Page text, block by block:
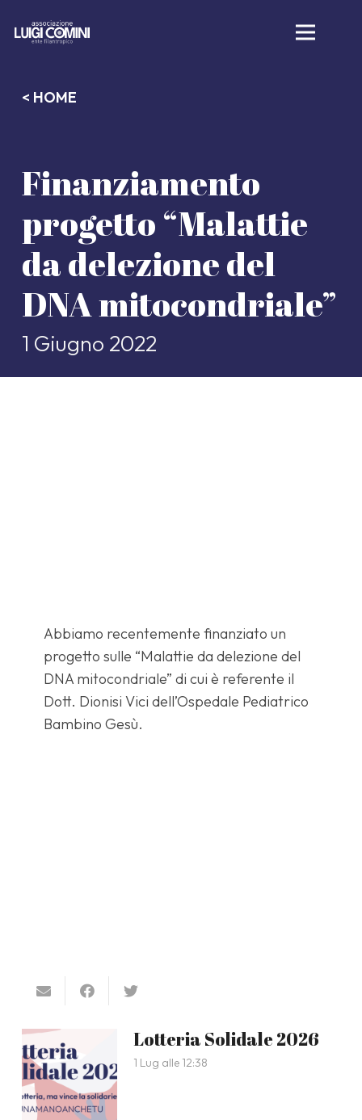
< HOME
Finanziamento
progetto “Malattie
da delezione del
DNA mitocondriale”
1 Giugno 2022
Abbiamo recentemente finanziato un
progetto sulle “Malattie da delezione del
DNA mitocondriale” di cui è referente il
Dott. Dionisi Vici dell’Ospedale Pediatrico
Bambino Gesù.
Lotteria Solidale 2026
1 Lug alle 12:38